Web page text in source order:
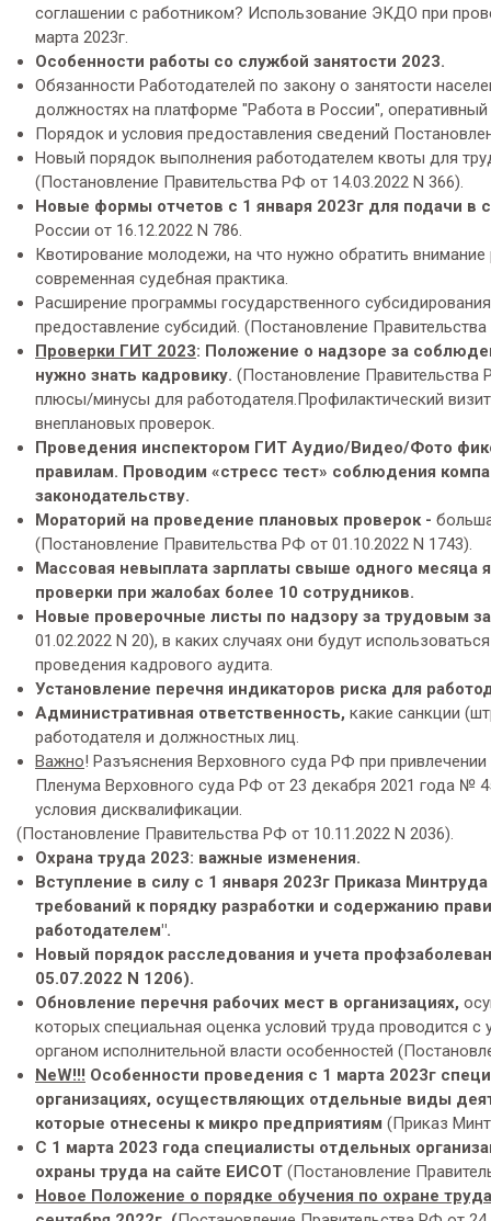
cоглашении с работником? Использование ЭКДО при
марта 2023г.
Особенности работы со службой занятости 2023.
Обязанности Работодателей по закону о занятости
должностях на платформе "Работа в России",
Порядок и условия предоставления сведений
Новый порядок выполнения работодателем квоты для
(Постановление Правительства РФ от 14.03.2022 N 366).
Новые формы отчетов с 1 января 2023г для подачи в
России от 16.12.2022 N 786.
Квотирование молодежи, на что нужно обратить
современная судебная практика.
Расширение программы государственного
предоставление субсидий. (Постановление
Проверки ГИТ 2023: Положение о надзоре за
нужно знать кадровику. (Постановление Правительства
плюсы/минусы для работодателя.Профилактический
внеплановых проверок.
Проведения инспектором ГИТ Аудио/Видео/Фото
правилам. Проводим «стресс тест» соблюдения
законодательству.
Мораторий на проведение плановых проверок -
(Постановление Правительства РФ от 01.10.2022 N 1743).
Массовая невыплата зарплаты свыше одного месяца
проверки при жалобах более 10 сотрудников.
Новые проверочные листы по надзору за трудовым
01.02.2022 N 20), в каких случаях они будут
проведения кадрового аудита.
Установление перечня индикаторов риска для
Административная ответственность, какие санкции
работодателя и должностных лиц.
Важно! Разъяснения Верховного суда РФ при
Пленума Верховного суда РФ от 23 декабря 2021 года №
условия дисквалификации.
(Постановление Правительства РФ от 10.11.2022 N 2036).
Охрана труда 2023: важные изменения.
Вступление в силу с 1 января 2023г Приказа
требований к порядку разработки и содержанию
работодателем".
Новый порядок расследования и учета
05.07.2022 N 1206).
Обновление перечня рабочих мест в организациях,
которых специальная оценка условий труда проводится
органом исполнительной власти особенностей
NeW!!! Особенности проведения с 1 марта 2023г
организациях, осуществляющих отдельные виды
которые отнесены к микро предприятиям (Приказ
С 1 марта 2023 года специалисты отдельных
охраны труда на сайте ЕИСОТ (Постановление
Новое Положение о порядке обучения по охране